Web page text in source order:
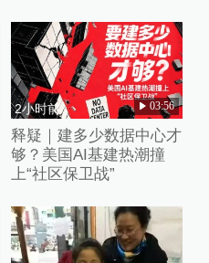
2小时前 03:56
释疑｜建多少数据中心才
够？美国AI基建热潮撞
上“社区保卫战”